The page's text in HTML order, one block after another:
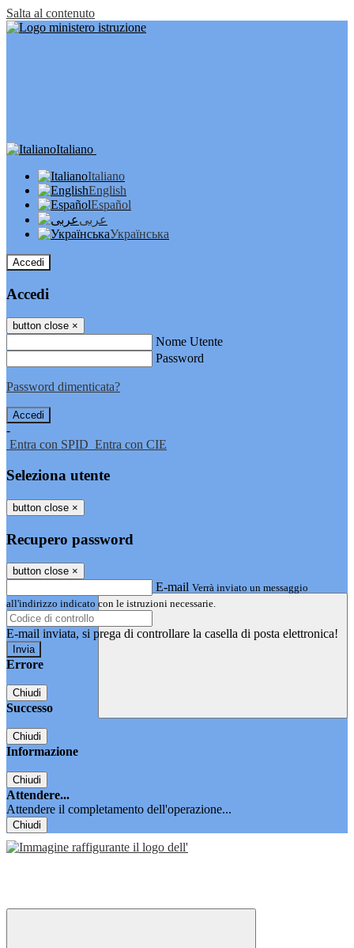
Salta al contenuto
Italiano
Italiano
English
Español
عربى
Українська
Accedi
Accedi
button close ×
Nome Utente
Password
Password dimenticata?
-
Entra con SPID Entra con CIE
Seleziona utente
button close ×
Recupero password
button close ×
E-mail Verrà inviato un messaggio
all'indirizzo indicato con le istruzioni necessarie.
E-mail inviata, si prega di controllare la casella di posta elettronica!
Errore
Chiudi
Successo
Chiudi
Informazione
Chiudi
Attendere...
Attendere il completamento dell'operazione...
Chiudi